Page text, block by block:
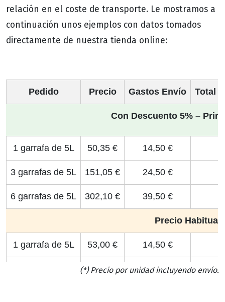
relación en el coste de transporte. Le mostramos a
continuación unos ejemplos con datos tomados
directamente de nuestra tienda online:
Pedido Precio Gastos Envío Total
Con Descuento 5% –
1 garrafa de 5L 50,35 € 14,50 €
3 garrafas de 5L 151,05 € 24,50 €
6 garrafas de 5L 302,10 € 39,50 €
Precio Habitual
1 garrafa de 5L 53,00 € 14,50 €
159,00 € 24,50 €
(*) Precio por unidad incluyendo envío.